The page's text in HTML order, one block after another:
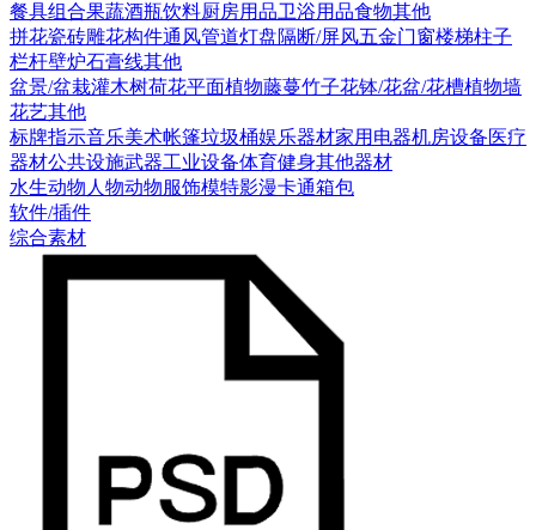
餐具组合果蔬酒瓶饮料厨房用品卫浴用品食物其他
拼花瓷砖雕花构件通风管道灯盘隔断/屏风五金门窗楼梯柱子
栏杆壁炉石膏线其他
盆景/盆栽灌木树荷花平面植物藤蔓竹子花钵/花盆/花槽植物墙
花艺其他
标牌指示音乐美术帐篷垃圾桶娱乐器材家用电器机房设备医疗
器材公共设施武器工业设备体育健身其他器材
水生动物 人物动物服饰模特影漫卡通箱包
软件/插件
综合素材